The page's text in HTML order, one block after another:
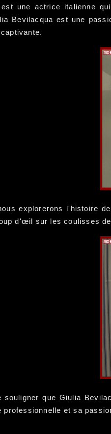
une actrice italienne
Bevilacqua est une
explorerons l'histoire
d'œil sur les coulisses
souligner que Giulia
et sa